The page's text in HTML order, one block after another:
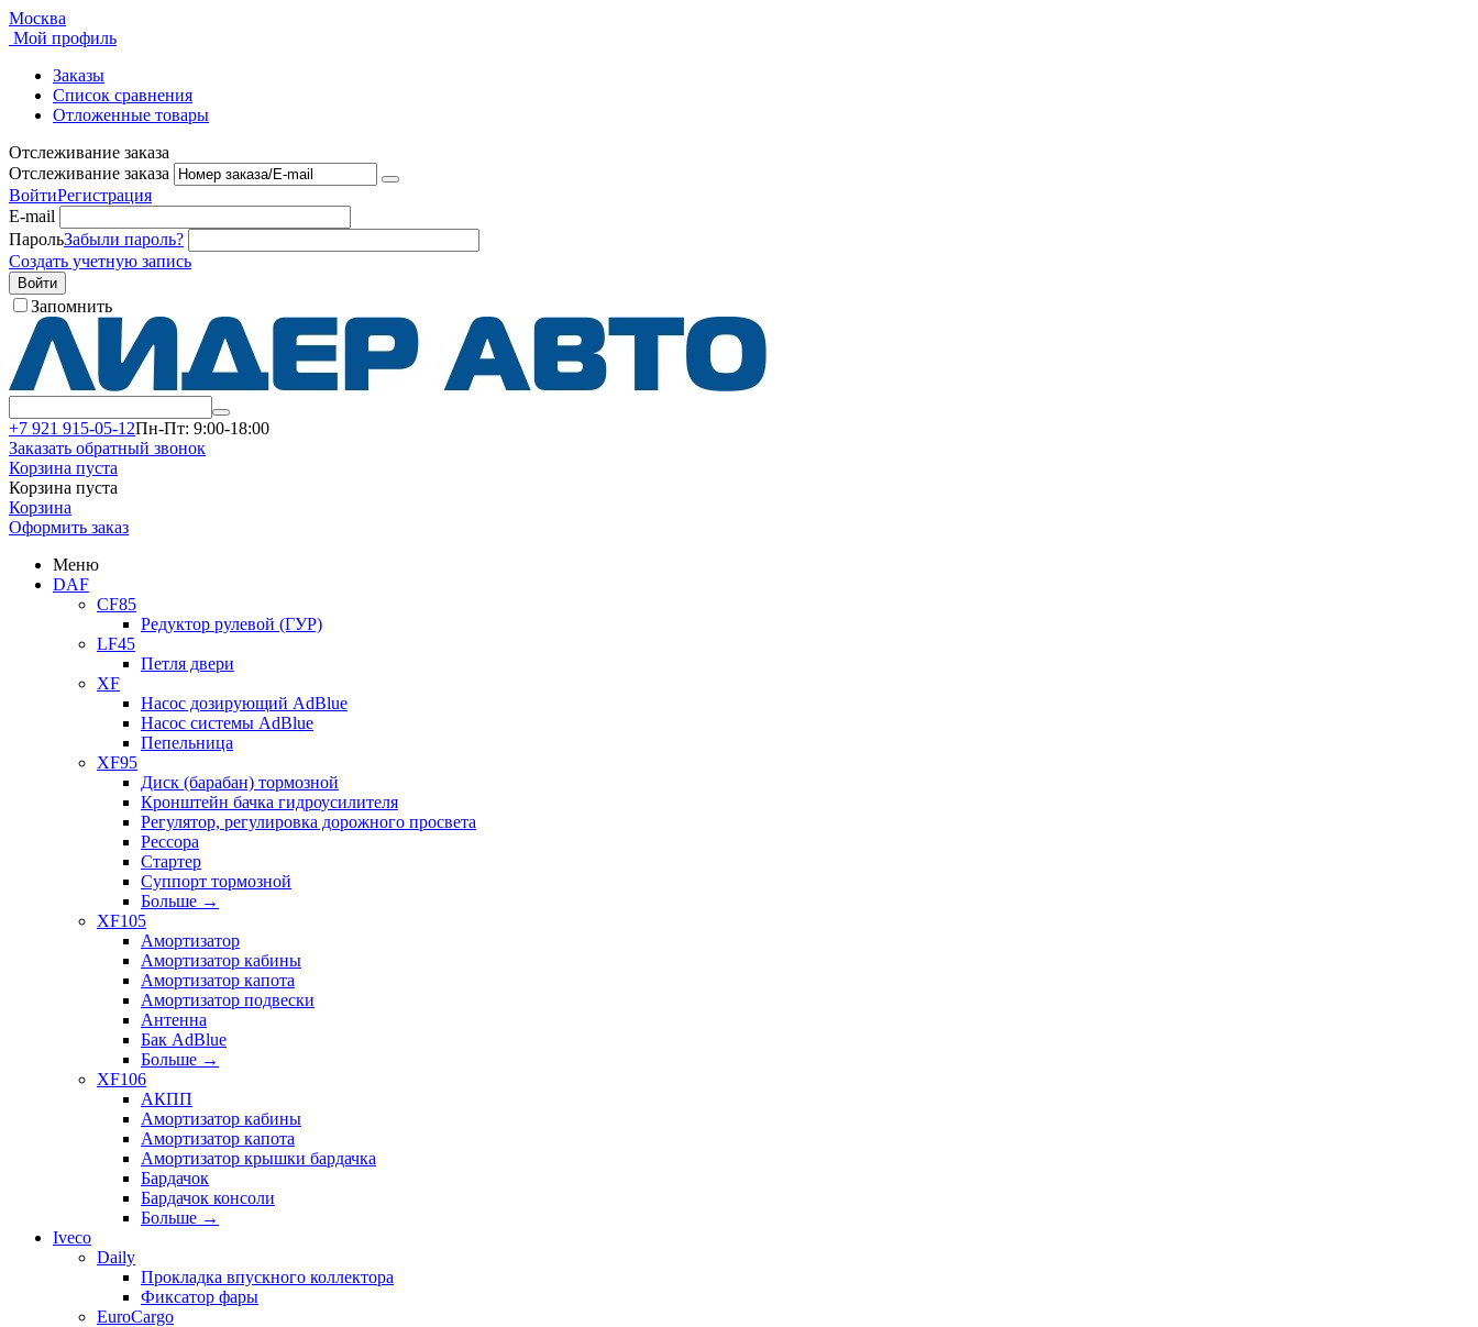
Москва
Мой профиль
Заказы
Список сравнения
Отложенные товары
Отслеживание заказа
Отслеживание заказа
ВойтиРегистрация
E-mail
ПарольЗабыли пароль?
Создать учетную запись
Войти
Запомнить
+7 921 915-05-12Пн-Пт: 9:00-18:00
Заказать обратный звонок
Корзина пуста
Корзина пуста
Корзина
Оформить заказ
Меню
DAF
CF85
Редуктор рулевой (ГУР)
LF45
Петля двери
XF
Насос дозирующий AdBlue
Насос системы AdBlue
Пепельница
XF95
Диск (барабан) тормозной
Кронштейн бачка гидроусилителя
Регулятор, регулировка дорожного просвета
Рессора
Стартер
Суппорт тормозной
Больше →
XF105
Амортизатор
Амортизатор кабины
Амортизатор капота
Амортизатор подвески
Антенна
Бак AdBlue
Больше →
XF106
АКПП
Амортизатор кабины
Амортизатор капота
Амортизатор крышки бардачка
Бардачок
Бардачок консоли
Больше →
Iveco
Daily
Прокладка впускного коллектора
Фиксатор фары
EuroCargo